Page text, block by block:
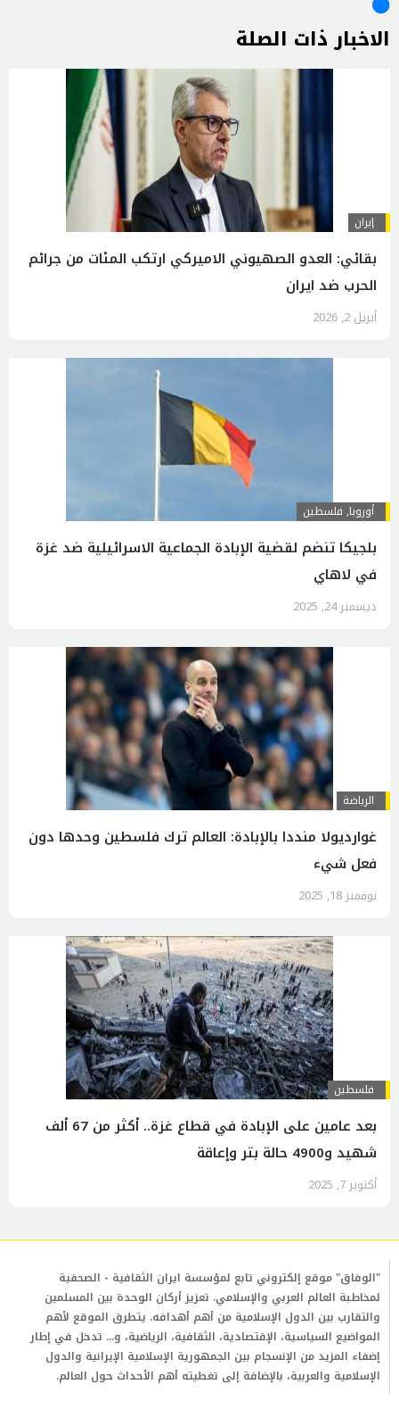
الاخبار ذات الصلة
إيران
بقائي: العدو الصهيوني الاميركي ارتكب المئات من جرائم
الحرب ضد ايران
أبريل 2, 2026
أوروبا, فلسطين
بلجيكا تنضم لقضية الإبادة الجماعية الاسرائيلية ضد غزة
في لاهاي
ديسمبر 24, 2025
الرياضة
غوارديولا منددا بالإبادة: العالم ترك فلسطين وحدها دون
فعل شيء
نوفمبر 18, 2025
فلسطين
بعد عامين على الإبادة في قطاع غزة.. أكثر من 67 ألف
شهيد و4900 حالة بتر وإعاقة
أكتوبر 7, 2025
"الوفاق" موقع إلكتروني تابع لمؤسسة ايران الثقافية - الصحفية
لمخاطبة العالم العربي والإسلامي. تعزيز أركان الوحدة بين المسلمين
والتقارب بين الدول الإسلامية من أهم أهدافه. يتطرق الموقع لأهم
المواضيع السياسية، الإقتصادية، الثقافية، الرياضية، و... تدخل في إطار
إضفاء المزيد من الإنسجام بين الجمهورية الإسلامية الإيرانية والدول
الإسلامية والعربية، بالإضافة إلى تغطيته أهم الأحداث حول العالم.